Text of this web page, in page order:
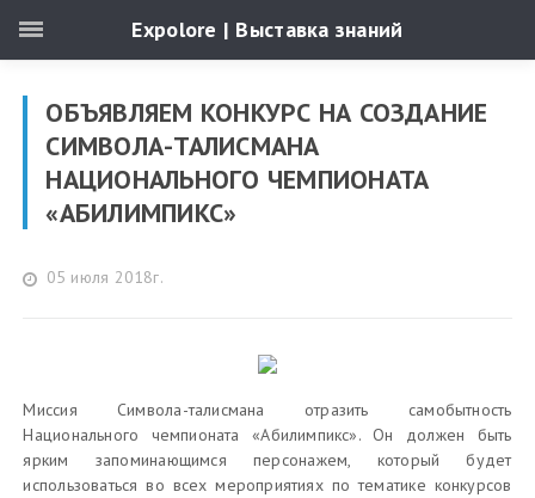
ОБЪЯВЛЯЕМ КОНКУРС НА СОЗДАНИЕ
СИМВОЛА-ТАЛИСМАНА
НАЦИОНАЛЬНОГО ЧЕМПИОНАТА
«АБИЛИМПИКС»
05 июля 2018г.
Миссия Символа-талисмана отразить самобытность
Национального чемпионата «Абилимпикс». Он должен быть
ярким запоминающимся персонажем, который будет
использоваться во всех мероприятиях по тематике конкурсов
Expolore | Выставка знаний